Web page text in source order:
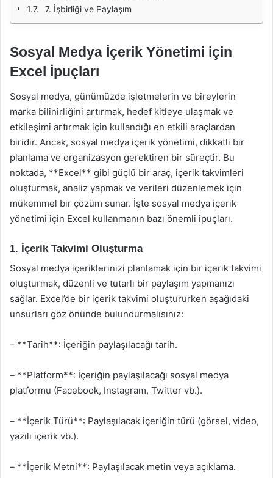
7. İşbirliği ve Paylaşım
Sosyal Medya İçerik Yönetimi için
Excel İpuçları
Sosyal medya, günümüzde işletmelerin ve bireylerin
marka bilinirliğini artırmak, hedef kitleye ulaşmak ve
etkileşimi artırmak için kullandığı en etkili araçlardan
biridir. Ancak, sosyal medya içerik yönetimi, dikkatli bir
planlama ve organizasyon gerektiren bir süreçtir. Bu
noktada, **Excel** gibi güçlü bir araç, içerik takvimleri
oluşturmak, analiz yapmak ve verileri düzenlemek için
mükemmel bir çözüm sunar. İşte sosyal medya içerik
yönetimi için Excel kullanmanın bazı önemli ipuçları.
1. İçerik Takvimi Oluşturma
Sosyal medya içeriklerinizi planlamak için bir içerik takvimi
oluşturmak, düzenli ve tutarlı bir paylaşım yapmanızı
sağlar. Excel’de bir içerik takvimi oluştururken aşağıdaki
unsurları göz önünde bulundurmalısınız:
– **Tarih**: İçeriğin paylaşılacağı tarih.
– **Platform**: İçeriğin paylaşılacağı sosyal medya
platformu (Facebook, Instagram, Twitter vb.).
– **İçerik Türü**: Paylaşılacak içeriğin türü (görsel, video,
yazılı içerik vb.).
– **İçerik Metni**: Paylaşılacak metin veya açıklama.